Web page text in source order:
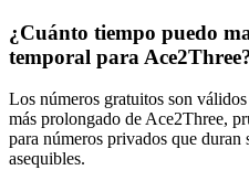
¿Cuánto tiempo puedo
temporal para
Los números gratuitos son
más prolongado de Ace2Three,
para números privados que duran
asequibles.